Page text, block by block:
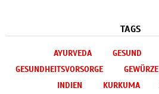
TAGS
AYURVEDA GESUND
GESUNDHEITSVORSORGE
GEWÜRZE
INDIEN
KURKUMA